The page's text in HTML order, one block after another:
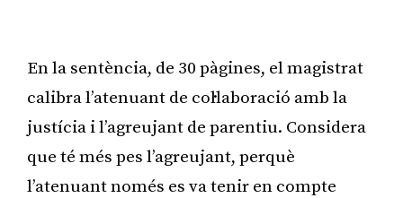
En la sentència, de 30 pàgines, el magistrat
calibra l’atenuant de col·laboració amb la
justícia i l’agreujant de parentiu. Considera
que té més pes l’agreujant, perquè
l’atenuant només es va tenir en compte